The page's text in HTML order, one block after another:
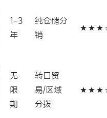
1-3
年
纯仓储分
销
无
限
期
转口贸
易/区域
分拨